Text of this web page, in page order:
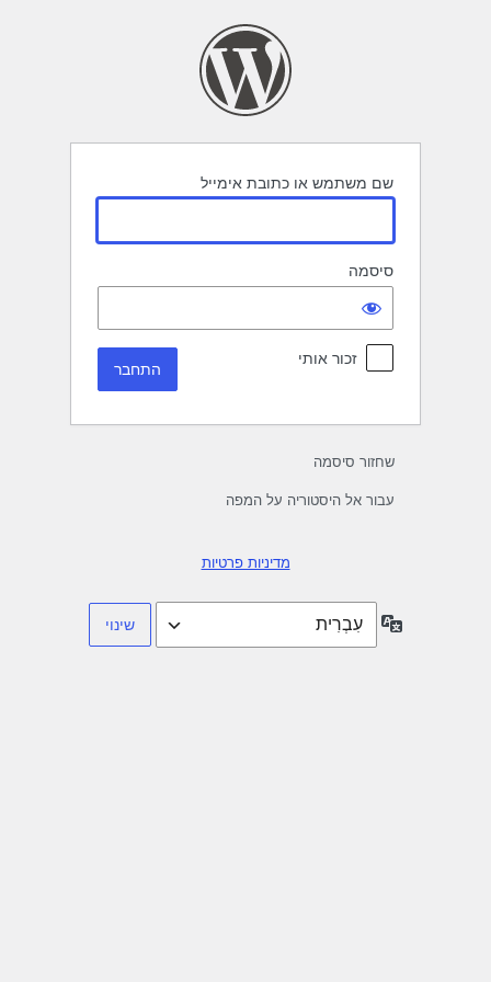
שם משתמש או כתובת אימייל
סיסמה
זכור אותי
שחזור סיסמה
עבור אל היסטוריה על המפה
מדיניות פרטיות
שפה